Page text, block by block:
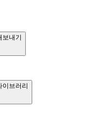
보내기
이브러리